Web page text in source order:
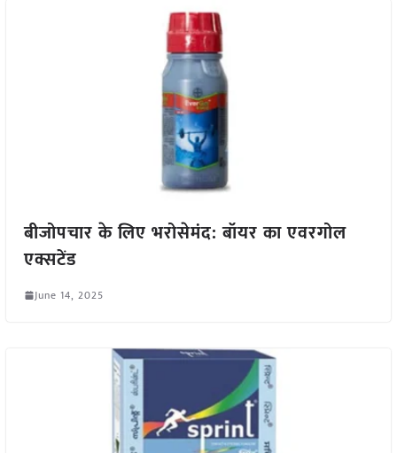
बीजोपचार के लिए भरोसेमंद: बॉयर का एवरगोल
एक्सटेंड
June 14, 2025